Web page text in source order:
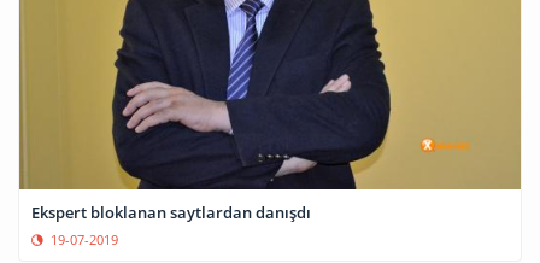
Ekspert bloklanan saytlardan danışdı
19-07-2019